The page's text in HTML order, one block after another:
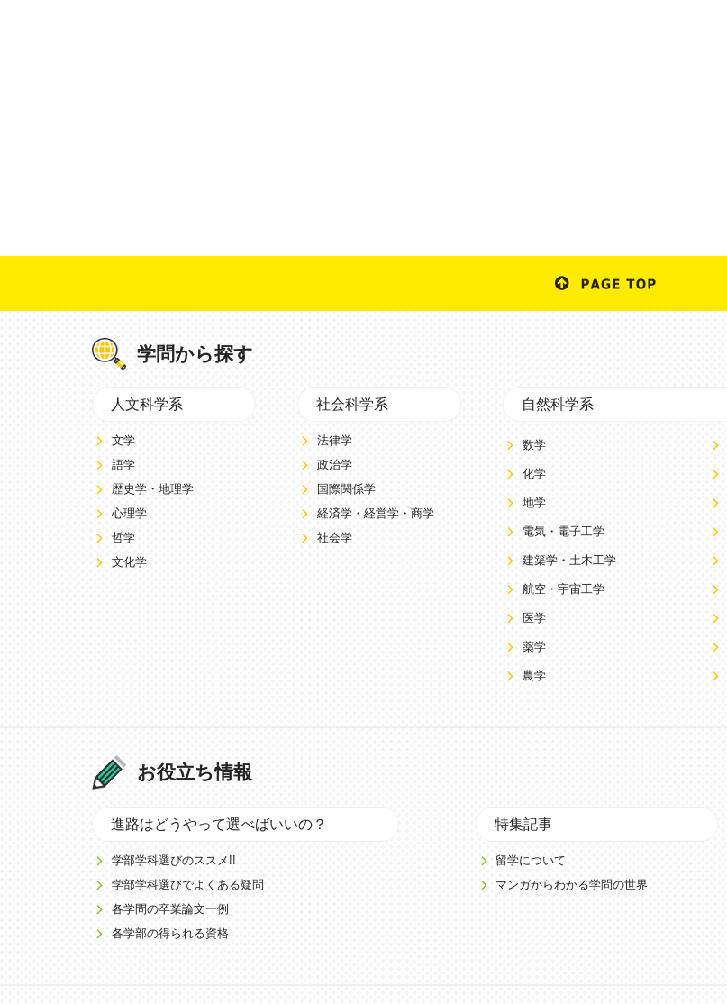
学問から探す
人文科学系
文学
語学
歴史学・地理学
心理学
哲学
文化学
社会科学系
法律学
政治学
国際関係学
経済学・経営学・商学
社会学
自然科学系
数学
化学
地学
電気・電子工学
建築学・土木工学
航空・宇宙工学
医学
薬学
農学
お役立ち情報
進路はどうやって選べばいいの？
学部学科選びのススメ!!
学部学科選びでよくある疑問
各学問の卒業論文一例
各学部の得られる資格
特集記事
留学について
マンガからわかる学問の世界